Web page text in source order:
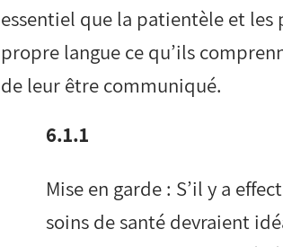
essentiel que la patientèle et
propre langue ce qu’ils
de leur être communiqué.
6.1.1
Mise en garde : S’il y a
soins de santé devraient